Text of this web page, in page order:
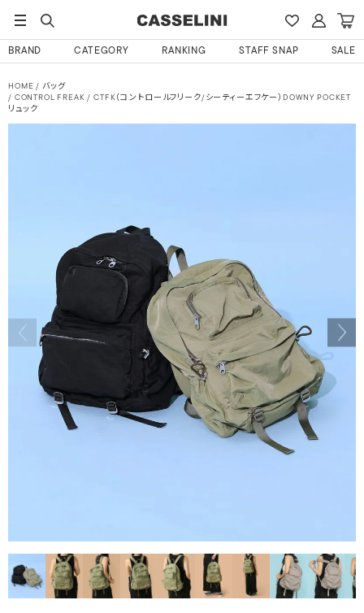
BRAND CATEGORY RANKING STAFF SNAP SALE
HOME
バッグ
CONTROL FREAK / CTFK（コントロールフリーク/シーティーエフケー）DOWNY POCKET
リュック